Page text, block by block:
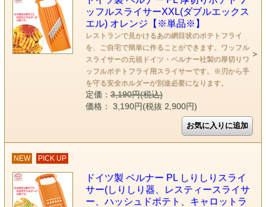
ッフルスライサーXXL(ダブルエックス
エル) オレンジ【※単品※】
レストランで見かけるあの網目状のポテトフライ
を、ご自宅で簡単に作ることができます。ワッフル
スライサーの元祖ドイツ・ベルナー社製の厚切りワ
ッフルポテトフライ用スライサーです。※刃から手
を守る安全ホルダーが別途必要になります。
定価：3,190円(税込)
価格： 3,190円(税抜 2,900円)
NEW PICK UP
ドイツ製 ベルナー PL しりしりスライ
サー(しりしり器、レスティースライサ
ー、ハッシュドポテト、キャロットラ